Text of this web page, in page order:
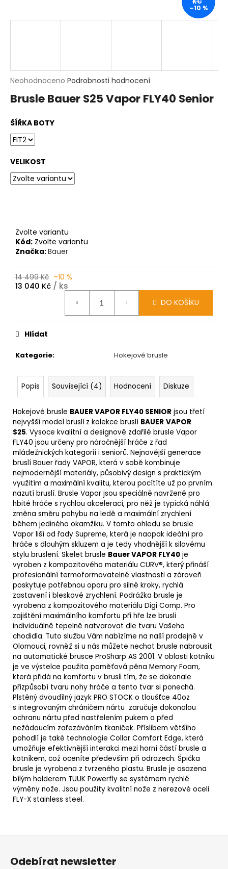
Průměrné
produktu
0,0
z
5
hvězdiček.
Neohodnoceno Podrobnosti hodnocení
Brusle Bauer S25 Vapor FLY40 Senior
ŠÍŘKA BOTY
VELIKOST
Zvolte variantu
Kód: Zvolte variantu
Značka:Bauer
14 499 Kč –10 %
13 040 Kč / ks
DO KOŠÍKU
Kategorie: Hokejové brusle
Hlídat
–10 %
Popis Související (4) Hodnocení Diskuze
Hokejové brusle BAUER VAPOR FLY40 SENIOR jsou třetí
nejvyšší model bruslí z kolekce bruslí BAUER VAPOR
S25. Vysoce kvalitní a designově zdařilé brusle Vapor
FLY40 jsou určeny pro náročnější hráče z řad
mládežnických kategorií i seniorů. Nejnovější generace
bruslí Bauer řady VAPOR, která v sobě kombinuje
nejmodernější materiály, působivý design s praktickým
využitím a maximální kvalitu, kterou pocítíte už po prvním
nazutí bruslí. Brusle Vapor jsou speciálně navržené pro
hbité hráče s rychlou akcelerací, pro něž je typická náhlá
změna směru pohybu na ledě a maximální zrychlení
během jediného okamžiku. V tomto ohledu se brusle
Vapor liší od řady Supreme, která je naopak ideální pro
hráče s dlouhým skluzem a je tedy vhodnější k silovému
stylu bruslení. Skelet brusle Bauer VAPOR FLY40 je
vyroben z kompozitového materiálu CURV®, který přináší
profesionální termoformovatelné vlastnosti a zároveň
poskytuje potřebnou oporu pro silné kroky, rychlá
zastavení i bleskové zrychlení. Podrážka brusle je
vyrobena z kompozitového materiálu Digi Comp. Pro
zajištění maximálního komfortu při hře lze brusli
individuálně tepelně natvarovat dle tvaru Vašeho
chodidla. Tuto službu Vám nabízíme na naší prodejně v
Olomouci, rovněž si u nás můžete nechat brusle nabrousit
na automatické brusce ProSharp AS 2001. V oblasti kotníku
je ve výstelce použita paměťová pěna Memory Foam,
která přidá na komfortu v brusli tím, že se dokonale
přizpůsobí tvaru nohy hráče a tento tvar si ponechá.
Plstěný dvoudílný jazyk PRO STOCK o tloušťce 40oz
s integrovaným chráničem nártu zaručuje dokonalou
ochranu nártu před nastřelením pukem a před
nežádoucím zařezáváním tkaniček. Příslibem většího
pohodlí je také technologie Collar Comfort Edge, která
umožňuje efektivnější interakci mezi horní částí brusle a
kotníkem, což oceníte především při odrazech. Špička
brusle je vyrobena z tvrzeného plastu. Brusle je osazena
bílým holderem TUUK Powerfly se systémem rychlé
výměny nože. Jsou použity kvalitní nože z nerezové oceli
FLY-X stainless steel.
D
o
p
o
u
č
u
e
m
e
Z
Odebírat newsletter